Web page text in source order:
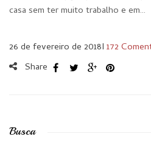
casa sem ter muito trabalho e em…
26 de fevereiro de 2018I 172
Share
Busca